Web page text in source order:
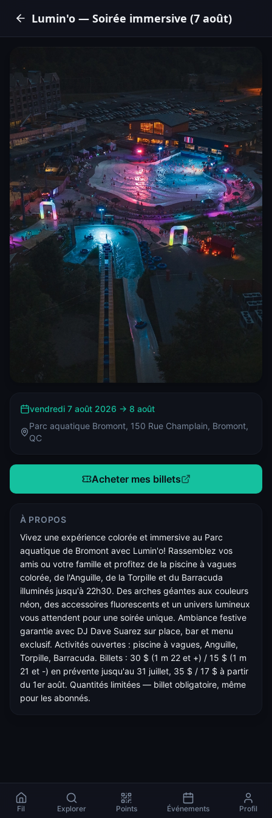
Lumin'o — Soirée immersive (7 août)
vendredi 7 août 2026 → 8 août
Parc aquatique Bromont, 150 Rue Champlain, Bromont,
QC
Acheter mes billets
À PROPOS
Vivez une expérience colorée et immersive au Parc
aquatique de Bromont avec Lumin'o! Rassemblez vos
amis ou votre famille et profitez de la piscine à vagues
colorée, de l'Anguille, de la Torpille et du Barracuda
illuminés jusqu'à 22h30. Des arches géantes aux couleurs
néon, des accessoires fluorescents et un univers lumineux
vous attendent pour une soirée unique. Ambiance festive
garantie avec DJ Dave Suarez sur place, bar et menu
exclusif. Activités ouvertes : piscine à vagues, Anguille,
Torpille, Barracuda. Billets : 30 $ (1 m 22 et +) / 15 $ (1 m
21 et -) en prévente jusqu'au 31 juillet, 35 $ / 17 $ à partir
du 1er août. Quantités limitées — billet obligatoire, même
pour les abonnés.
Fil Explorer Points Événements Profil